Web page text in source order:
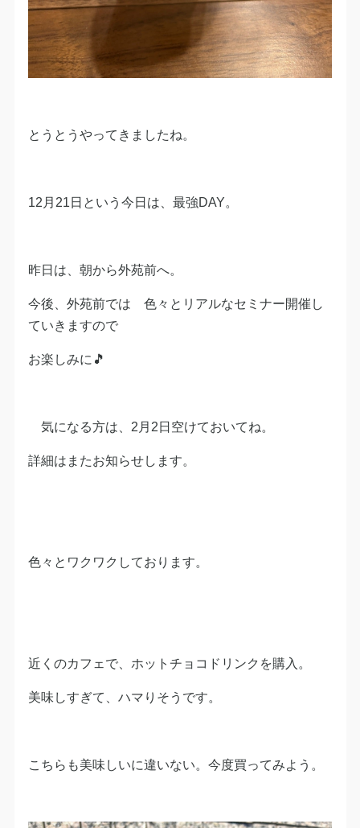
とうとうやってきましたね。
12月21日という今日は、最強DAY。
昨日は、朝から外苑前へ。
今後、外苑前では 色々とリアルなセミナー開催し
ていきますので
お楽しみに🎵
気になる方は、2月2日空けておいてね。
詳細はまたお知らせします。
色々とワクワクしております。
近くのカフェで、ホットチョコドリンクを購入。
美味しすぎて、ハマりそうです。
こちらも美味しいに違いない。今度買ってみよう。